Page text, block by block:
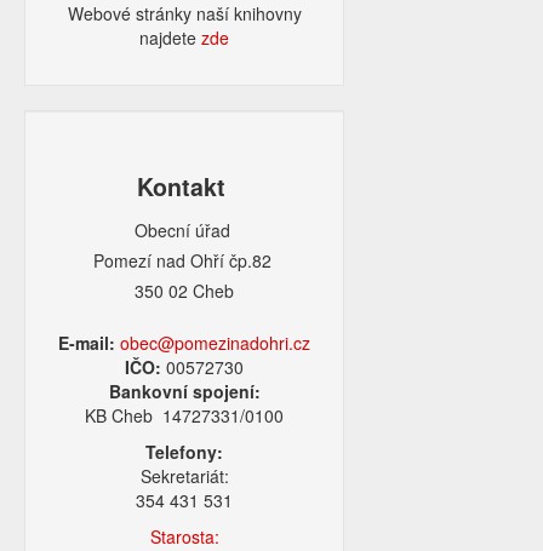
Webové stránky naší knihovny
najdetezde​
Kontakt
Obecní úřad
Pomezí nad Ohří čp.82
350 02 Cheb
E-mail: obec@pomezinadohri.cz
IČO:00572730
Bankovní spojení:
KB Cheb 14727331/0100
Telefony:
Sekretariát:
354 431 531
Starosta: